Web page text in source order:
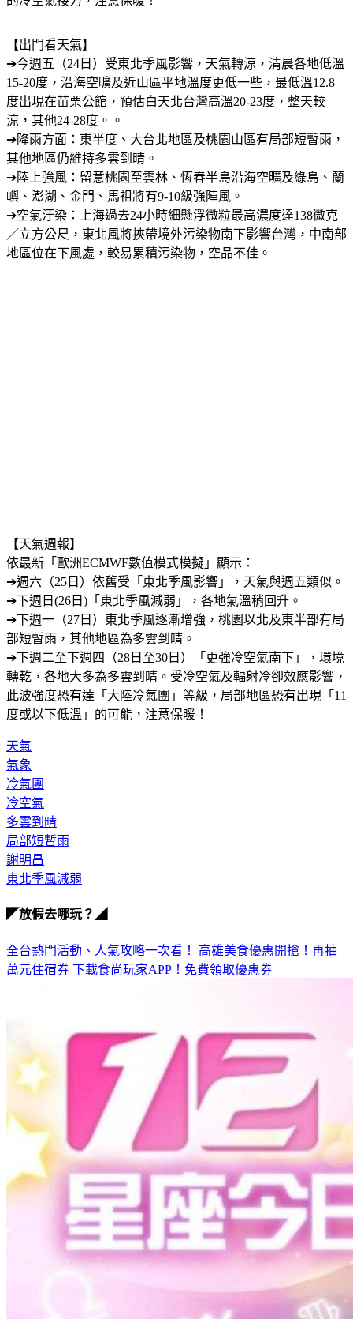
➔今週五（24日）受東北季風影響，天氣轉涼，清晨各地低溫
15-20度，沿海空曠及近山區平地溫度更低一些，最低溫12.8
度出現在苗栗公館，預估白天北台灣高溫20-23度，整天較
涼，其他24-28度。。
➔降雨方面：東半度、大台北地區及桃園山區有局部短暫雨，
其他地區仍維持多雲到晴。
➔陸上強風：留意桃園至雲林、恆春半島沿海空曠及綠島、蘭
嶼、澎湖、金門、馬祖將有9-10級強陣風。
➔空氣汙染：上海過去24小時細懸浮微粒最高濃度達138微克
／立方公尺，東北風將挾帶境外污染物南下影響台灣，中南部
地區位在下風處，較易累積污染物，空品不佳。
依最新「歐洲ECMWF數值模式模擬」顯示：
➔週六（25日）依舊受「東北季風影響」，天氣與週五類似。
➔下週日(26日)「東北季風減弱」，各地氣溫稍回升。
➔下週一（27日）東北季風逐漸增強，桃園以北及東半部有局
部短暫雨，其他地區為多雲到晴。
➔下週二至下週四（28日至30日）「更強冷空氣南下」，環境
轉乾，各地大多為多雲到晴。受冷空氣及輻射冷卻效應影響，
此波強度恐有達「大陸冷氣團」等級，局部地區恐有出現「11
度或以下低溫」的可能，注意保暖！
氣象
冷氣團
冷空氣
多雲到晴
局部短暫雨
謝明昌
東北季風減弱
萬元住宿券下載食尚玩家APP！免費領取優惠券